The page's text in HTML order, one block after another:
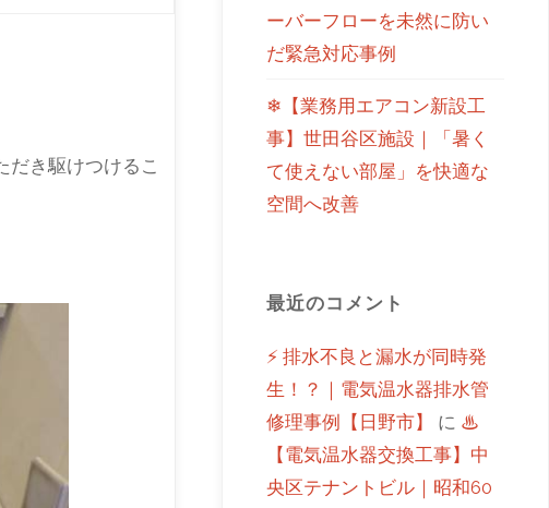
だき駆けつけるこ
ーバーフローを未然に防い
だ緊急対応事例
❄【業務用エアコン新設工
事】世田谷区施設｜「暑く
て使えない部屋」を快適な
空間へ改善
最近のコメント
⚡ 排水不良と漏水が同時発
生！？｜電気温水器排水管
修理事例【日野市】
に ♨
【電気温水器交換工事】中
央区テナントビル｜昭和60